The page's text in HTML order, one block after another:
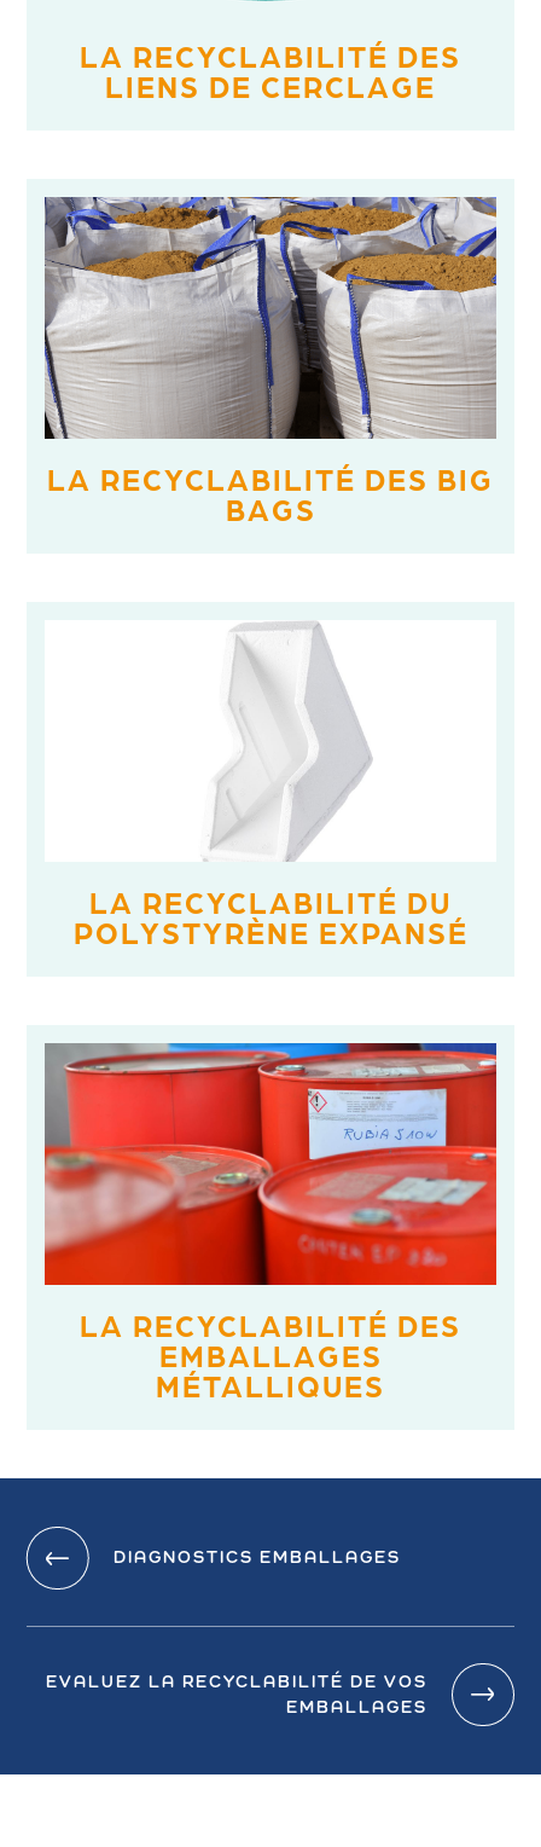
LA RECYCLABILITÉ DES
LIENS DE CERCLAGE
LA RECYCLABILITÉ DES BIG
BAGS
LA RECYCLABILITÉ DU
POLYSTYRÈNE EXPANSÉ
LA RECYCLABILITÉ DES
EMBALLAGES
MÉTALLIQUES
DIAGNOSTICS EMBALLAGES
EVALUEZ LA RECYCLABILITÉ DE VOS
EMBALLAGES